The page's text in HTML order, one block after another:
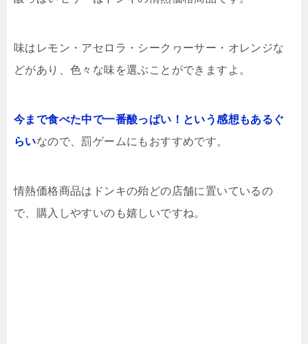
味はレモン・アセロラ・シークヮーサー・オレンジな
どがあり、色々な味を選ぶことができますよ。
今まで食べた中で一番酸っぱい！という感想もあるぐ
らいなので、罰ゲームにもおすすめです。
情熱価格商品はドンキの殆どの店舗に置いているの
で、購入しやすいのも嬉しいですね。